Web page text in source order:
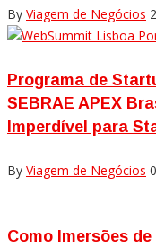
By Viagem de Negócios
Programa de
SEBRAE APEX
Imperdível para
By Viagem de Negócios
Como Imersões